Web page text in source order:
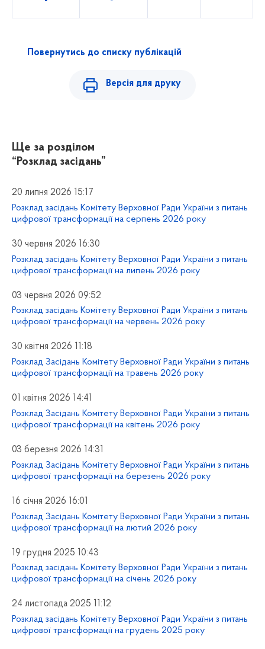
Повернутись до списку публікацій
Версія для друку
Ще за розділом
“Розклад засідань”
20 липня 2026 15:17
Розклад засідань Комітету Верховної Ради України з питань
цифрової трансформації на серпень 2026 року
30 червня 2026 16:30
Розклад засідань Комітету Верховної Ради України з питань
цифрової трансформації на липень 2026 року
03 червня 2026 09:52
Розклад засідань Комітету Верховної Ради України з питань
цифрової трансформації на червень 2026 року
30 квітня 2026 11:18
Розклад Засідань Комітету Верховної Ради України з питань
цифрової трансформації на травень 2026 року
01 квітня 2026 14:41
Розклад Засідань Комітету Верховної Ради України з питань
цифрової трансформації на квітень 2026 року
03 березня 2026 14:31
Розклад Засідань Комітету Верховної Ради України з питань
цифрової трансформації на березень 2026 року
16 січня 2026 16:01
Розклад Засідань Комітету Верховної Ради України з питань
цифрової трансформації на лютий 2026 року
19 грудня 2025 10:43
Розклад засідань Комітету Верховної Ради України з питань
цифрової трансформації на січень 2026 року
24 листопада 2025 11:12
Розклад засідань Комітету Верховної Ради України з питань
цифрової трансформації на грудень 2025 року